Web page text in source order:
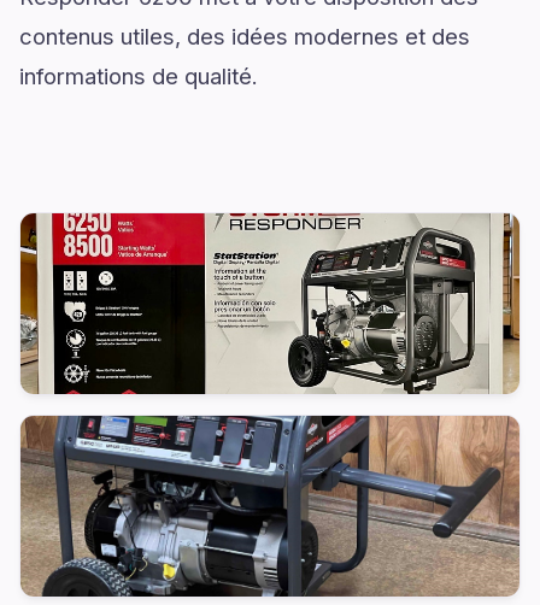
contenus utiles, des idées modernes et des
informations de qualité.